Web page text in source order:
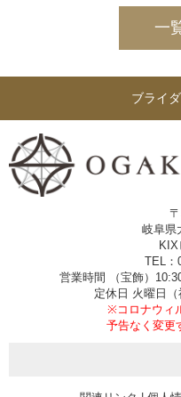
一
ブライ
岐阜県
TEL：
営業時間 （宝飾）
定休日 火曜日
※コロナウィ
予告なく変更